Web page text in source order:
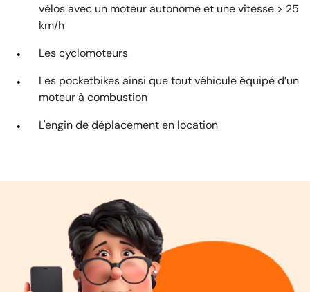
vélos avec un moteur autonome et une vitesse > 25
km/h
Les cyclomoteurs
Les pocketbikes ainsi que tout véhicule équipé d’un
moteur à combustion
L'engin de déplacement en location